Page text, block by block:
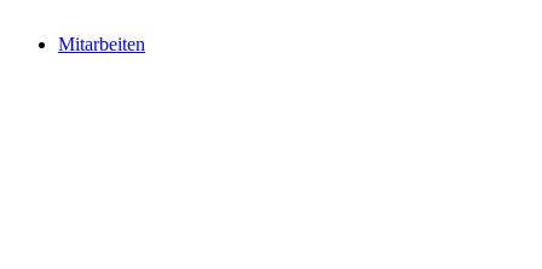
Mitarbeiten